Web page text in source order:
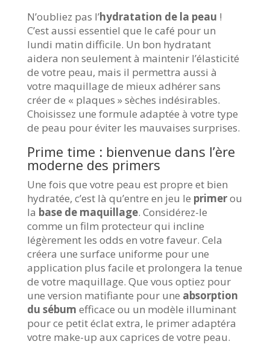
N’oubliez pas l’hydratation de la peau !
C’est aussi essentiel que le café pour un
lundi matin difficile. Un bon hydratant
aidera non seulement à maintenir l’élasticité
de votre peau, mais il permettra aussi à
votre maquillage de mieux adhérer sans
créer de « plaques » sèches indésirables.
Choisissez une formule adaptée à votre type
de peau pour éviter les mauvaises surprises.
Prime time : bienvenue dans l’ère
moderne des primers
Une fois que votre peau est propre et bien
hydratée, c’est là qu’entre en jeu le primerou
la base de maquillage. Considérez-le
comme un film protecteur qui incline
légèrement les odds en votre faveur. Cela
créera une surface uniforme pour une
application plus facile et prolongera la tenue
de votre maquillage. Que vous optiez pour
une version matifiante pour une absorption
du sébum efficace ou un modèle illuminant
pour ce petit éclat extra, le primer adaptéra
votre make-up aux caprices de votre peau.